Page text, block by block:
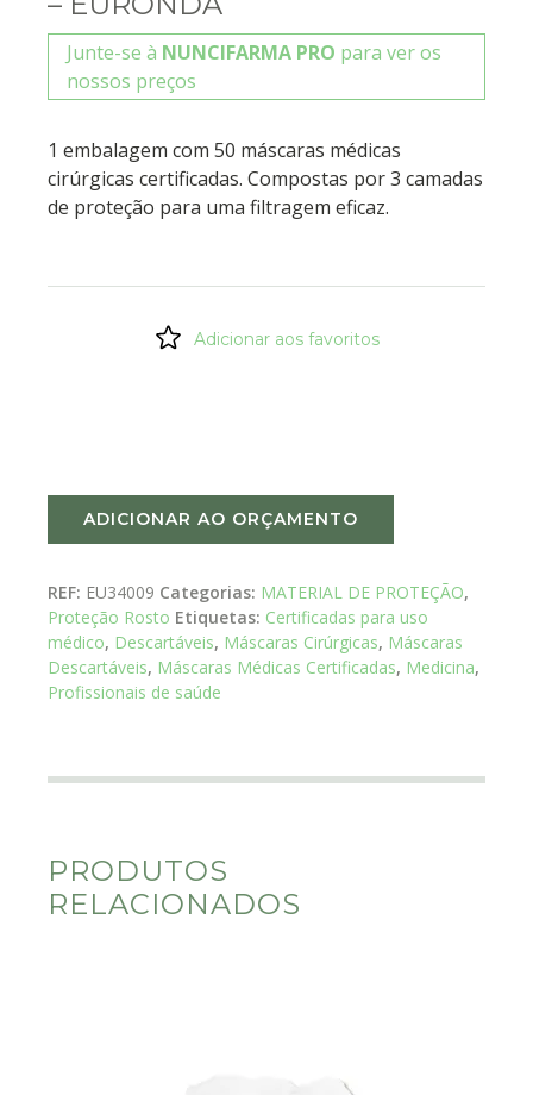
Junte-se à NUNCIFARMA PRO para ver os
nossos preços
1 embalagem com 50 máscaras médicas
cirúrgicas certificadas. Compostas por 3 camadas
de proteção para uma filtragem eficaz.
Adicionar aos favoritos
ADICIONAR AO ORÇAMENTO
REF: EU34009 Categorias: MATERIAL DE PROTEÇÃO,
Proteção Rosto Etiquetas: Certificadas para uso
médico, Descartáveis, Máscaras Cirúrgicas, Máscaras
Descartáveis, Máscaras Médicas Certificadas, Medicina,
Profissionais de saúde
PRODUTOS
RELACIONADOS